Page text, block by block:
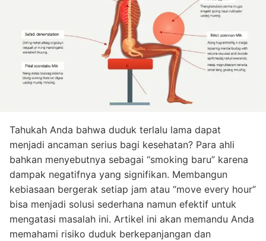
Tahukah Anda bahwa duduk terlalu lama dapat
menjadi ancaman serius bagi kesehatan? Para ahli
bahkan menyebutnya sebagai “smoking baru” karena
dampak negatifnya yang signifikan. Membangun
kebiasaan bergerak setiap jam atau “move every hour”
bisa menjadi solusi sederhana namun efektif untuk
mengatasi masalah ini. Artikel ini akan memandu Anda
memahami risiko duduk berkepanjangan dan